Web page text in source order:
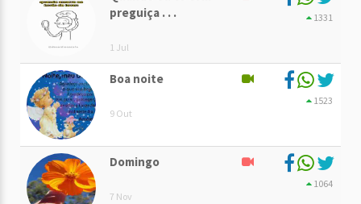
preguiça . . .
1 Jul
1331
Boa noite
9 Out
1523
Domingo
7 Nov
1064